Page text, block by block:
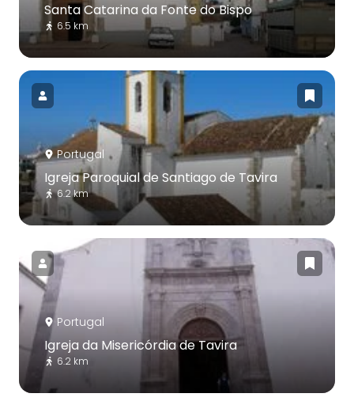
Santa Catarina da Fonte do Bispo
6.5 km
Portugal
Igreja Paroquial de Santiago de Tavira
6.2 km
Portugal
Igreja da Misericórdia de Tavira
6.2 km